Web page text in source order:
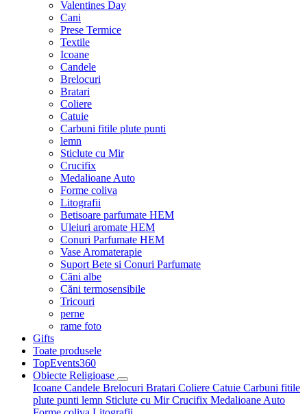
Valentines Day
Cani
Prese Termice
Textile
Icoane
Candele
Brelocuri
Bratari
Coliere
Catuie
Carbuni fitile plute punti
lemn
Sticlute cu Mir
Crucifix
Medalioane Auto
Forme coliva
Litografii
Betisoare parfumate HEM
Uleiuri aromate HEM
Conuri Parfumate HEM
Vase Aromaterapie
Suport Bete si Conuri Parfumate
Căni albe
Căni termosensibile
Tricouri
perne
rame foto
Gifts
Toate produsele
TopEvents360
Obiecte Religioase
Icoane Candele Brelocuri Bratari Coliere Catuie Carbuni fitile
plute punti lemn Sticlute cu MirCrucifix Medalioane Auto